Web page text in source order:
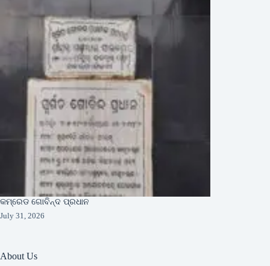
କମ୍ରେଡ ଗୋବିନ୍ଦ ପ୍ରଧାନ
July 31, 2026
About Us